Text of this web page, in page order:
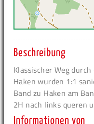
Beschreibung
Klassischer Weg
Haken wurden 1:1
Band zu Haken am
2H nach links queren
Informationen von